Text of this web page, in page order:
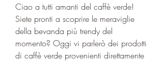
Ciao a tutti amanti del caffè verde!
Siete pronti a scoprire le meraviglie
della bevanda più trendy del
momento? Oggi vi parlerò dei prodotti
di caffè verde provenienti direttamente